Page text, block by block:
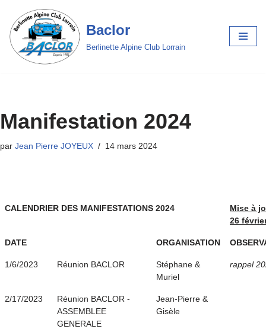
Aller
au
contenu
Baclor
Berlinette Alpine Club Lorrain
Manifestation 2024
par Jean Pierre JOYEUX 14 mars 2024
CALENDRIER DES MANIFESTATIONS 2024
Mise à
26
DATE ORGANISATION
1/6/2023 Réunion BACLOR
Stéphane &
Muriel
rappel
2/17/2023
Réunion BACLOR -
ASSEMBLEE
GENERALE
Jean-Pierre &
Gisèle